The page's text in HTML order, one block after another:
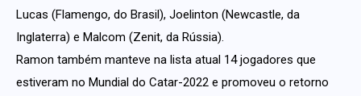
Lucas (Flamengo, do Brasil), Joelinton (Newcastle, da
Inglaterra) e Malcom (Zenit, da Rússia).
Ramon também manteve na lista atual 14 jogadores que
estiveram no Mundial do Catar-2022 e promoveu o retorno